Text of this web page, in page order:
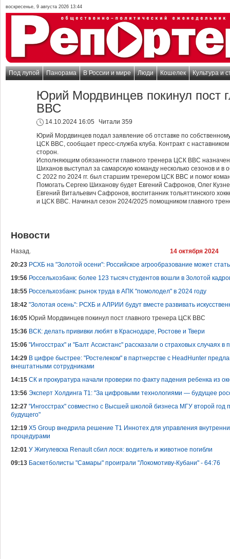
воскресенье, 9 августа 2026 13:44
Под лупой Панорама В России и мире Люди Кошелек Культура и
Юрий Мордвинцев покинул пост
ВВС
14.10.2024 16:05
Читали 359
Юрий Мордвинцев подал заявление об отставке по
ЦСК ВВС, сообщает пресс-служба клуба. Контракт с
сторон.
Исполняющим обязанности главного тренера ЦСК ВВС
Шиханов выступал за самарскую команду несколько сезонов и
С 2022 по 2024 гг. был старшим тренером ЦСК ВВС и помог
Помогать Сергею Шиханову будет Евгений Сафронов, Олег
Евгений Витальевич Сафронов, воспитанник тольяттинского
и ЦСК ВВС. Начинал сезон 2024/2025 помощником главного
Новости
Назад.
14 октября 2024
20:23 РСХБ на "Золотой осени": Российское агрообразование может
19:56 Россельхозбанк: более 123 тысяч студентов вошли в Золотой
18:55 Россельхозбанк: рынок труда в АПК "помолодел" в 2024 году
18:42 "Золотая осень": РСХБ и АЛРИИ будут вместе развивать
16:05 Юрий Мордвинцев покинул пост главного тренера ЦСК ВВС
15:36 ВСК: делать прививки любят в Краснодаре, Ростове и Твери
15:06 "Ингосстрах" и "Балт Ассистанс" рассказали о страховых случаях в
14:29 В цифре быстрее: "Ростелеком" в партнерстве с HeadHunter
внештатными сотрудниками
14:15 СК и прокуратура начали проверки по факту падения ребенка из
13:56 Эксперт Холдинга Т1: "За цифровыми технологиями — будущее
12:27 "Ингосстрах" совместно с Высшей школой бизнеса МГУ второй год
будущего"
12:19 X5 Group внедрила решение Т1 Иннотех для управления
процедурами
12:01 У Жигулевска Renault сбил лося: водитель и животное погибли
09:13 Баскетболисты "Самары" проиграли "Локомотиву-Кубани" - 64:76